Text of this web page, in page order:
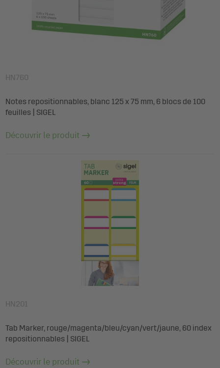
HN760
Notes repositionnables, blanc 125 x 75 mm, 6 blocs de 100
feuilles | SIGEL
Découvrir le produit
HN201
Tab Marker, rouge/magenta/bleu/cyan/vert/jaune, 60 index
repositionnables | SIGEL
Découvrir le produit